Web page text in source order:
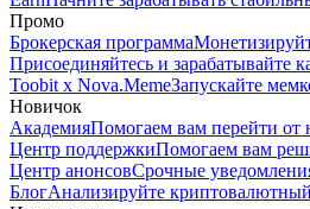
Промо
Брокерская программа
Присоединяйтесь и зарабатывайте
Toobit x Nova.MemeЗапускайте
Новичок
АкадемияПомогаем вам перейти от
Центр поддержкиПомогаем вам
Центр анонсовСрочные
БлогАнализируйте